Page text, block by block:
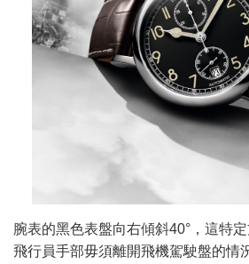
腕表的黑色表盤向右傾斜40°，這特
飛行員手部毋須離開飛機駕駛盤的情